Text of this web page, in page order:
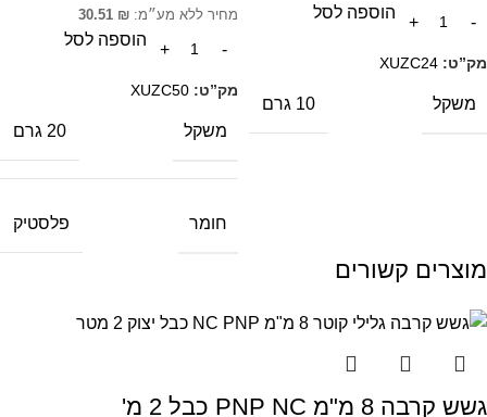
הוספה לסל
מק”ט: XUZC24
משקל 10 גרם
מחיר ללא מע״מ: 30.51 ₪
הוספה לסל
מק”ט: XUZC50
משקל 20 גרם
חומר פלסטיק
מוצרים קשורים
גשש קרבה 8 מ"מ PNP NC כבל 2 מ'